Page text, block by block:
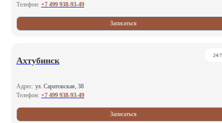
Телефон: +7 499 938-93-49
Записаться
Ахтубинск
24/7
Адрес: ул. Саратовская, 38
Телефон: +7 499 938-93-49
Записаться